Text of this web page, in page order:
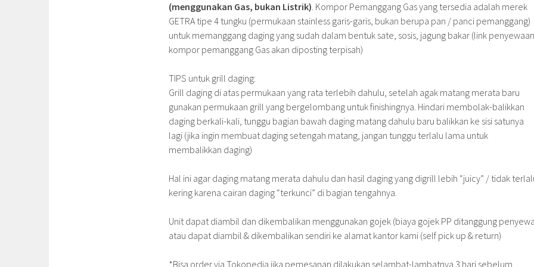
(menggunakan Gas, bukan Listrik). Kompor Pemanggang Gas yang tersedia adalah merek
GETRA tipe 4 tungku (permukaan stainless garis-garis, bukan berupa pan / panci pemanggang)
untuk memanggang daging yang sudah dalam bentuk sate, sosis, jagung bakar (link penyewaan
kompor pemanggang Gas akan diposting terpisah)
TIPS untuk grill daging:
Grill daging di atas permukaan yang rata terlebih dahulu, setelah agak matang merata baru
gunakan permukaan grill yang bergelombang untuk finishingnya. Hindari membolak-balikkan
daging berkali-kali, tunggu bagian bawah daging matang dahulu baru balikkan ke sisi satunya
lagi (jika ingin membuat daging setengah matang, jangan tunggu terlalu lama untuk
membalikkan daging)
Hal ini agar daging matang merata dahulu dan hasil daging yang digrill lebih “juicy” / tidak
kering karena cairan daging “terkunci” di bagian tengahnya.
Unit dapat diambil dan dikembalikan menggunakan gojek (biaya gojek PP ditanggung
atau dapat diambil & dikembalikan sendiri ke alamat kantor kami (self pick up & return)
*Bisa order via Tokopedia jika pemesanan dilakukan selambat-lambatnya 3 hari sebelum